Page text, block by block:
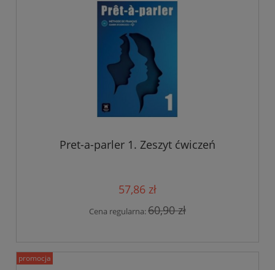
Pret-a-parler 1. Zeszyt ćwiczeń
57,86 zł
Cena regularna:60,90 zł
promocja